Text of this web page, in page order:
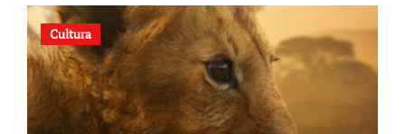
Cultura